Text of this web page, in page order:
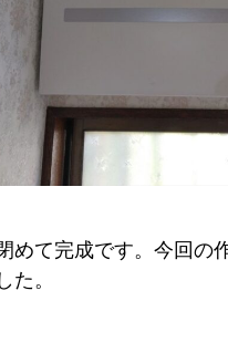
めて完成です。今回の
た。